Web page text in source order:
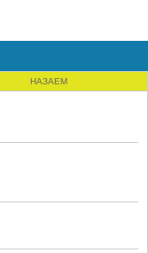
НАЗАЕМ